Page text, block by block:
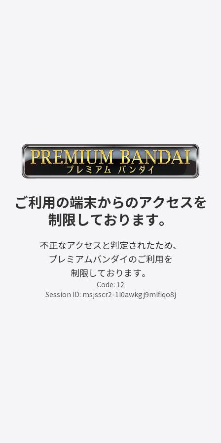
ご利用の端末からのアクセスを
制限しております。
不正なアクセスと判定されたため、
プレミアムバンダイのご利用を
制限しております。
Code: 12
Session ID: msjsscr2-1l0awkgj9mlfiqo8j